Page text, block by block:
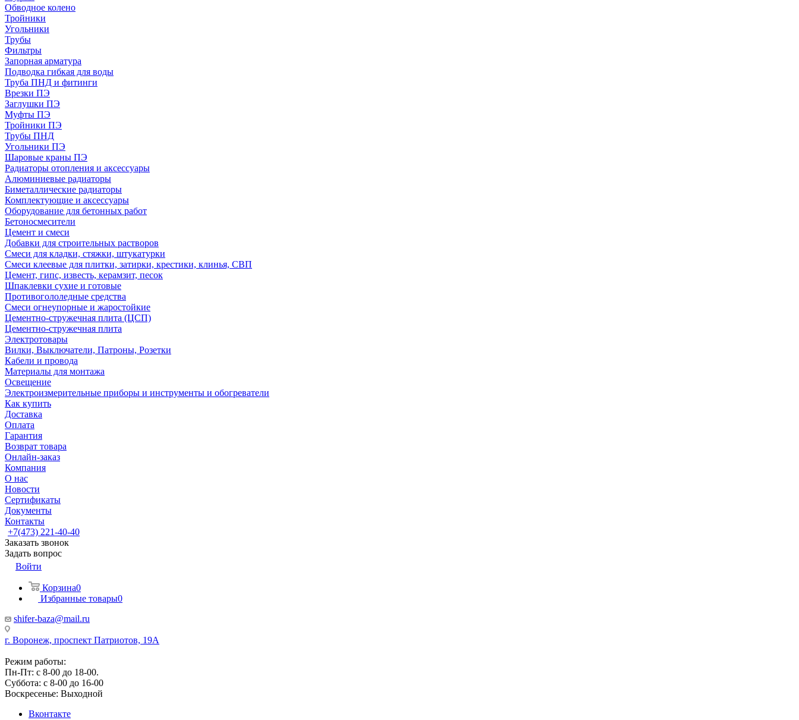
Обводное колено
Тройники
Угольники
Трубы
Фильтры
Запорная арматура
Подводка гибкая для воды
Труба ПНД и фитинги
Врезки ПЭ
Заглушки ПЭ
Муфты ПЭ
Тройники ПЭ
Трубы ПНД
Угольники ПЭ
Шаровые краны ПЭ
Радиаторы отопления и аксессуары
Алюминиевые радиаторы
Биметаллические радиаторы
Комплектующие и аксессуары
Оборудование для бетонных работ
Бетоносмесители
Цемент и смеси
Добавки для строительных растворов
Смеси для кладки, стяжки, штукатурки
Смеси клеевые для плитки, затирки, крестики, клинья, СВП
Цемент, гипс, известь, керамзит, песок
Шпаклевки сухие и готовые
Противогололедные средства
Смеси огнеупорные и жаростойкие
Цементно-стружечная плита (ЦСП)
Цементно-стружечная плита
Электротовары
Вилки, Выключатели, Патроны, Розетки
Кабели и провода
Материалы для монтажа
Освещение
Электроизмерительные приборы и инструменты и обогреватели
Как купить
Доставка
Оплата
Гарантия
Возврат товара
Онлайн-заказ
Компания
О нас
Новости
Сертификаты
Документы
Контакты
+7(473) 221-40-40
Заказать звонок
Задать вопрос
Войти
Корзина0
Избранные товары0
shifer-baza@mail.ru
г. Воронеж, проспект Патриотов, 19А
Режим работы:
Пн-Пт: с 8-00 до 18-00.
Суббота: с 8-00 до 16-00
Воскресенье: Выходной
Вконтакте